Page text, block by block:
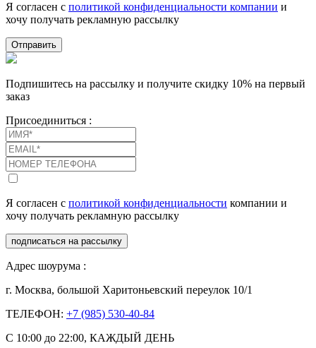
Я согласен с политикой конфиденциальности компании и
хочу получать рекламную рассылку
Отправить
Подпишитесь на рассылку и получите скидку 10% на первый
заказ
Присоединиться :
Я согласен с политикой конфиденциальности компании и
хочу получать рекламную рассылку
подписаться на рассылку
Адрес шоурума :
г. Москва, большой Харитоньевский переулок 10/1
ТЕЛЕФОН: +7 (985) 530-40-84
С 10:00 до 22:00, КАЖДЫЙ ДЕНЬ